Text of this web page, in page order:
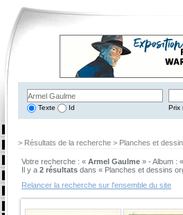
Texte Id Prix
> Résultats de la recherche > Planches et
Votre recherche : « Armel Gaulme » - Album :
Il y a 2 résultats dans « Planches et dessins
Relancer la recherche sur l'ensemble du site